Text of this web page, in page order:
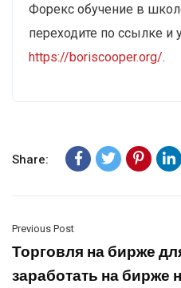
Форекс обучение в
переходите по ссылке и
https://boriscooper.org/.
Share:
Previous Post
Торговля на бирже
заработать на бирже